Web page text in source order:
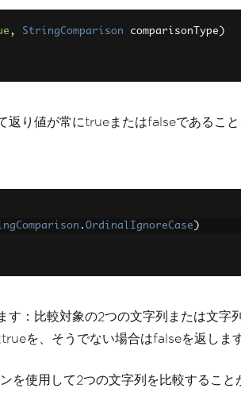
, StringComparison comparisonType )
り値が常にtrueまたはfalseであること
. OrdinalIgnoreCase )
す：比較対象の2つの文字列または文
を、そうでない場合はfalseを返します
使用して2つの文字列を比較すること